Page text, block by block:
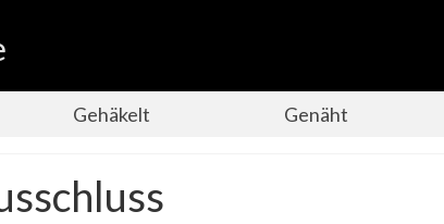
Gehäkelt Genäht